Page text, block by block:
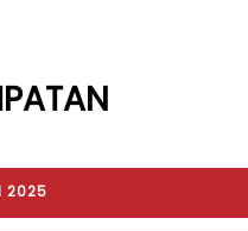
2025